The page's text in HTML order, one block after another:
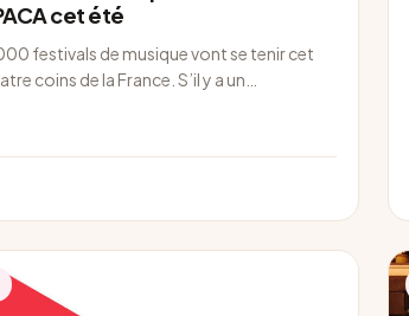
cet été
festivals de musique vont se tenir cet
coins de la France. S’il y a un…